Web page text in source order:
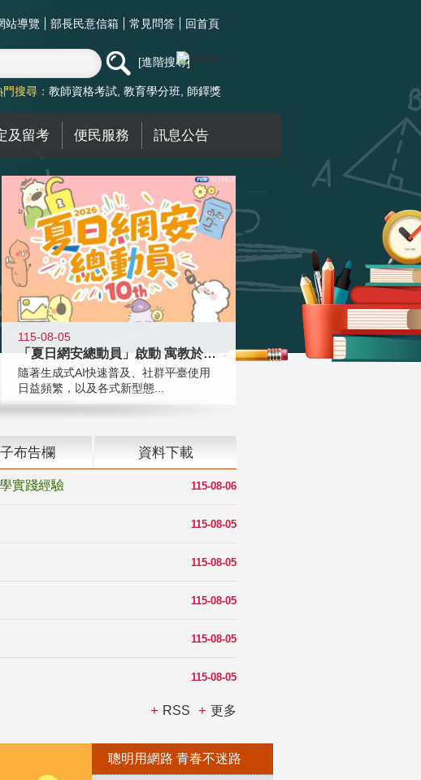
站導覽 部長民意信箱 常見問答 回首頁
進階搜尋
門搜尋： 教師資格考試 教育學分班 師鐸獎
及留考 便民服務 訊息公告
115-08-05
「夏日網安總動員」啟動 寓教於樂提
隨著生成式AI快速普及、社群平臺使用
日益頻繁，以及各式新型態...
布告欄 資料下載
115-08-06
實踐經驗
115-08-05
115-08-05
115-08-05
115-08-05
115-08-05
RSS 更多
聰明用網路 青春不迷路